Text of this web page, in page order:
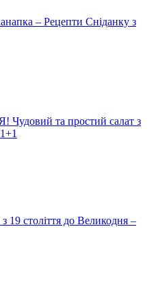
– Рецепти Сніданку з
та простий салат з
19 століття до Великодня –